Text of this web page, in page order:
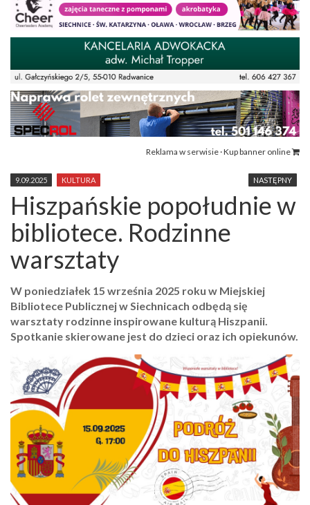
Reklama w serwisie · Kup banner online
NASTĘPNY
9.09.2025 KULTURA
Hiszpańskie popołudnie w
bibliotece. Rodzinne
warsztaty
W poniedziałek 15 września 2025 roku w Miejskiej
Bibliotece Publicznej w Siechnicach odbędą się
warsztaty rodzinne inspirowane kulturą Hiszpanii.
Spotkanie skierowane jest do dzieci oraz ich opiekunów.